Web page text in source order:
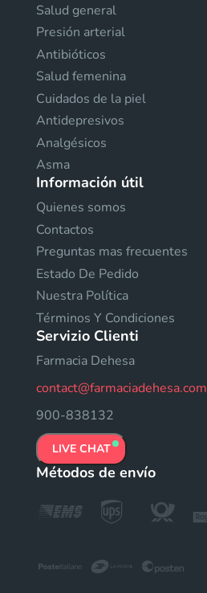
Salud general
Presión arterial
Antibióticos
Salud femenina
Cuidados de la piel
Antidepresivos
Analgésicos
Asma
Información útil
Quienes somos
Contactos
Preguntas mas frecuentes
Estado De Pedido
Nuestra Política
Términos Y Condiciones
Servizio Clienti
Farmacia Dehesa
contact@farmaciadehesa.com
900-838132
LIVE CHAT
Métodos de envío